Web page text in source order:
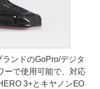
ンドのGoPro/デジタ
ーで使用可能で、対応
3+とキヤノンEO